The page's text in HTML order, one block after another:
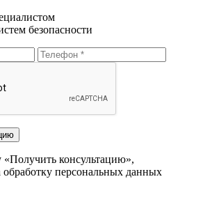
безопасности
консультацию»,
обработку персональных данных